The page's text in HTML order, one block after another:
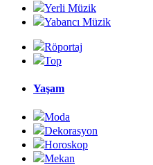
Yerli Müzik
Yabancı Müzik
Röportaj
Top
Yaşam
Moda
Dekorasyon
Horoskop
Mekan